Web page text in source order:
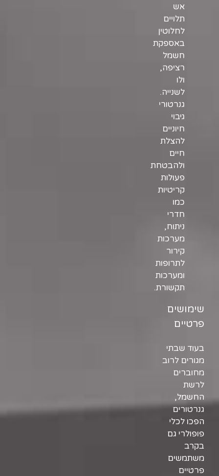
אש
תלויים
לחלוטין
באספקת
חשמל
רציפה,
ולו
לשנייה.
גנרטורי
גיבוי
חיוניים
להצלת
חיים
ולהבטחת
פעולות
קריטיות
כמו
חדרי
ניתוח,
מערכות
קירור
לתרופות
ומערכות
תקשורת.
שימושים
פרטיים
בעוד שבתי
מגורים לרוב
מחוברים
לרשת
החשמל,
גנרטורים
הפכו לכלי
פופולרי גם
בקרב
משתמשים
פרטיים